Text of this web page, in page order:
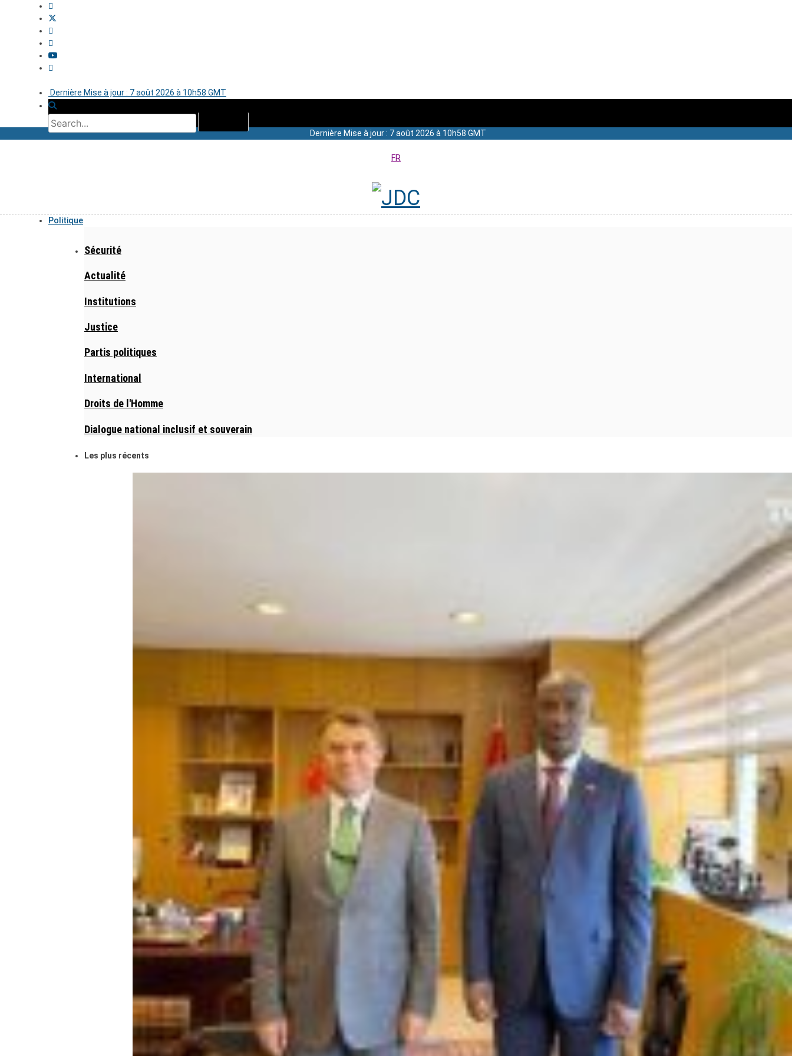
Dernière Mise à jour : 7 août 2026 à 10h58 GMT
Dernière Mise à jour : 7 août 2026 à 10h58 GMT
FR
Politique
Sécurité
Actualité
Institutions
Justice
Partis politiques
International
Droits de l'Homme
Dialogue national inclusif et souverain
Les plus récents